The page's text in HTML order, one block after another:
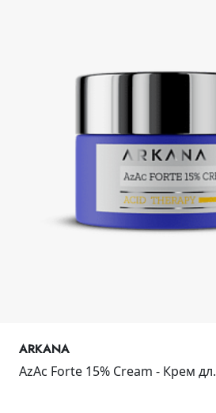
ARKANA
AzAc Forte 15% Cream - Крем